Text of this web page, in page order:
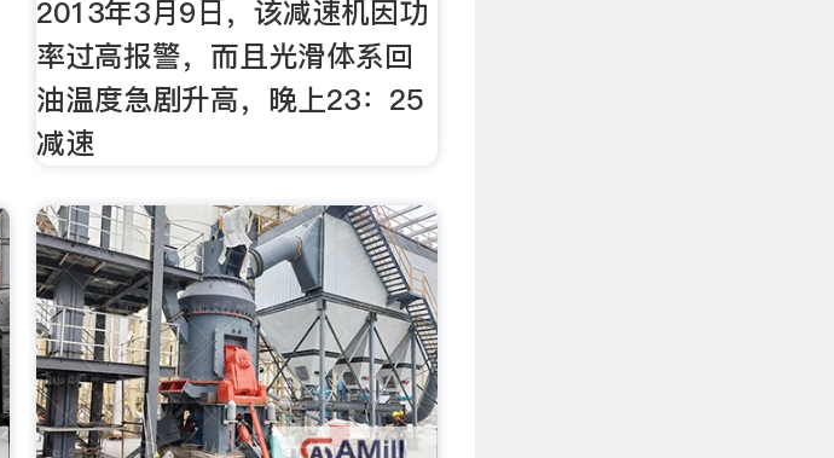
2013年3月9日，该减速机因功
率过高报警，而且光滑体系回
油温度急剧升高，晚上23：25
减速